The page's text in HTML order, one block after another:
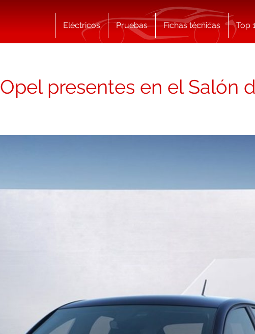
Eléctricos Pruebas Fichas técnicas Top
presentes en el Salón